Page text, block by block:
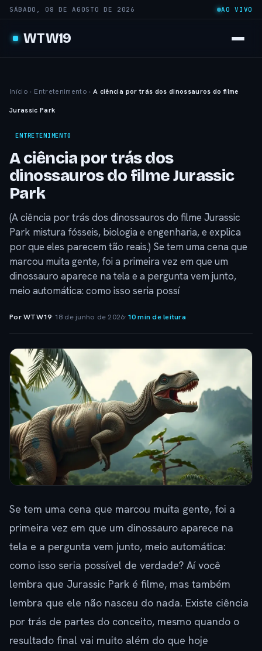
SÁBADO, 08 DE AGOSTO DE 2026 AO VIVO
WTW19
Início › Entretenimento › A ciência por trás dos dinossauros do filme
Jurassic Park
ENTRETENIMENTO
A ciência por trás dos
dinossauros do filme Jurassic
Park
(A ciência por trás dos dinossauros do filme Jurassic
Park mistura fósseis, biologia e engenharia, e explica
por que eles parecem tão reais.) Se tem uma cena que
marcou muita gente, foi a primeira vez em que um
dinossauro aparece na tela e a pergunta vem junto,
meio automática: como isso seria possí
Por WTW19· 18 de junho de 2026· 10 min de leitura
Se tem uma cena que marcou muita gente, foi a
primeira vez em que um dinossauro aparece na
tela e a pergunta vem junto, meio automática:
como isso seria possível de verdade? Aí você
lembra que Jurassic Park é filme, mas também
lembra que ele não nasceu do nada. Existe ciência
por trás de partes do conceito, mesmo quando o
resultado final vai muito além do que hoje